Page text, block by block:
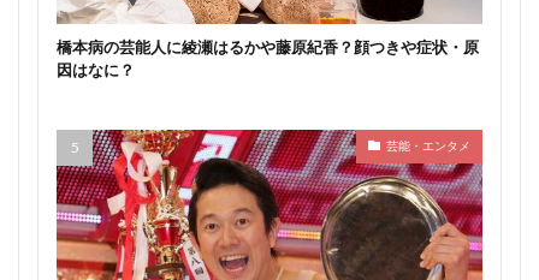
橋本病の芸能人に綾瀬はるかや藤原紀香？顔つきや症状・原
因はなに？
芸能・エンタメ